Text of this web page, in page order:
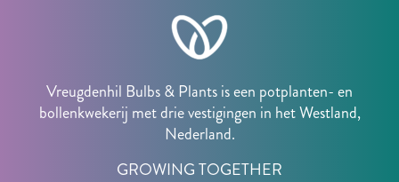
Vreugdenhil Bulbs & Plants is een potplanten- en
bollenkwekerij met drie vestigingen in het Westland,
Nederland.
GROWING TOGETHER